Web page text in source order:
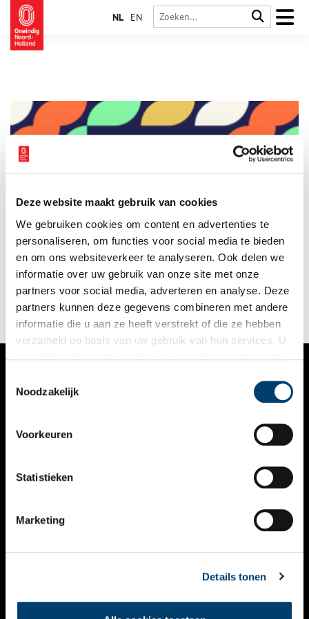
Deze website maakt gebruik van cookies
We gebruiken cookies om content en advertenties te
personaliseren, om functies voor social media te bieden
en om ons websiteverkeer te analyseren. Ook delen we
informatie over uw gebruik van onze site met onze
partners voor social media, adverteren en analyse. Deze
partners kunnen deze gegevens combineren met andere
informatie die u aan ze heeft verstrekt of die ze hebben
verzameld op basis van uw gebruik van hun services. U
Noodzakelijk
Voorkeuren
Statistieken
Marketing
Details tonen
NL EN
Geheugen van Nederland heeft onlangs de mijlpaal bereikt
van maar liefst 100 verhalen op de website en meer dan 150
op social media. Oneindig Noord-Holland is één van de 70
instellingen die zich hebben aangesloten bij het Geheugen,
met als gezamenlijk doel om ons verbonden digitale erfgoed
een nationaal podium te geven. En daar zijn we trots op!
1 min
VERHALEN
KALENDER
THEMA’S
VIDEO’S
CONTACT